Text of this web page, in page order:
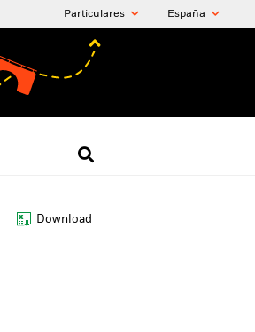
Particulares España
Download